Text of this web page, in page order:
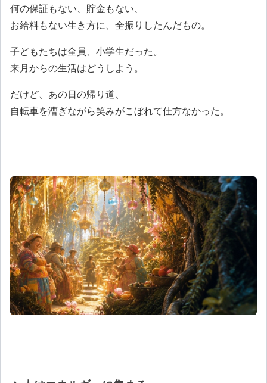
何の保証もない、貯金もない、
お給料もない生き方に、全振りしたんだもの。
子どもたちは全員、小学生だった。
来月からの生活はどうしよう。
だけど、あの日の帰り道、
自転車を漕ぎながら笑みがこぼれて仕方なかった。